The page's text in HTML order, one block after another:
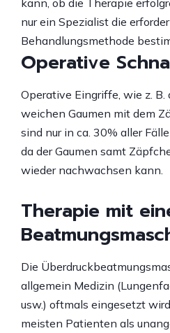
kann, ob die Therapie
nur ein Spezialist die
Behandlungsmethode
Operative
Operative Eingriffe, wie z. B.
weichen Gaumen mit dem
sind nur in ca. 30% aller
da der Gaumen samt
wieder nachwachsen kann.
Therapie mit
Die
allgemein Medizin
usw.) oftmals eingesetzt
meisten Patienten als